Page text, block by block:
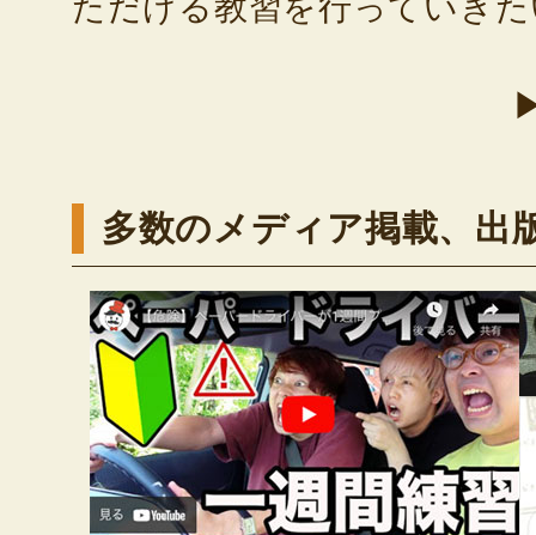
ただける教習を行っていき
多数のメディア掲載、出